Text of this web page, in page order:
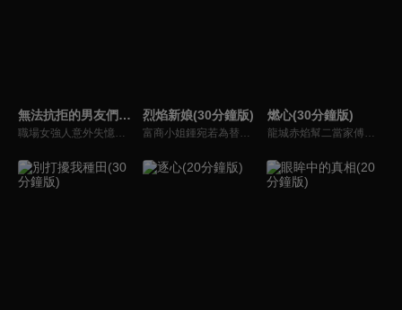
無法抗拒的男友們(30分鐘版)
職場女強人意外失憶後重啟人生，一覺醒來，竟與公司老闆、部門總監、實習生三人同時「戀愛」。通過這甜蜜浪漫、驚險刺激又難以抉擇的感情生活後，最終發現愛情真正的意義。
烈焰新娘(30分鐘版)
富商小姐鍾宛若為替未婚夫劉子潤復仇，假意投誠敵對的夏軍，卻不料遭到夏軍少帥沐少離威脅強娶，由此各懷算計的倆人成為了夫妻，並在一系列鬥智鬥勇的婚後生活中愛上了彼此。而就在兩人濃情時，鍾宛若意外得知了沐少離的真實身份，在彼此的不信任和軍閥爭霸的陰謀下，相愛的倆人開始了互相折磨 。
燃心(30分鐘版)
龍城赤焰幫二當家傅雲月不顧哥哥傅雲崢的阻攔，偽裝身分接近沈家少爺沈西澤，為母報仇刺殺沈家老爺沈文德時，竟發現其中隱藏著更深的秘密。